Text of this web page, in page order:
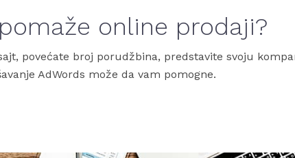
online prodaji?
povećate broj porudžbina, predstavite svoju
AdWords može da vam pomogne.